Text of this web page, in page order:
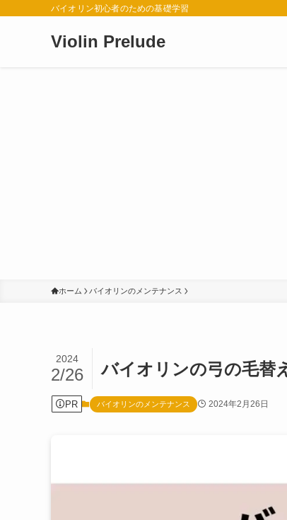
バイオリン初心者のための基礎学習
Violin Prelude
ホーム バイオリンのメンテナンス
バイオリンの弓の毛替
2024
2/26
PR バイオリンのメンテナンス 2024年2月26日